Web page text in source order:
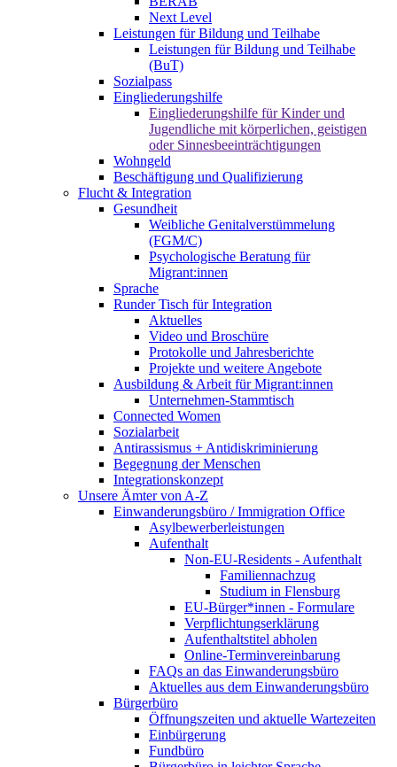
Next Level
Leistungen für Bildung und Teilhabe
Leistungen für Bildung und Teilhabe
(BuT)
Sozialpass
Eingliederungshilfe
Eingliederungshilfe für Kinder und
Jugendliche mit körperlichen, geistigen
oder Sinnesbeeinträchtigungen
Wohngeld
Beschäftigung und Qualifizierung
Flucht & Integration
Gesundheit
Weibliche Genitalverstümmelung
(FGM/C)
Psychologische Beratung für
Migrant:innen
Sprache
Runder Tisch für Integration
Aktuelles
Video und Broschüre
Protokolle und Jahresberichte
Projekte und weitere Angebote
Ausbildung & Arbeit für Migrant:innen
Unternehmen-Stammtisch
Connected Women
Sozialarbeit
Antirassismus + Antidiskriminierung
Begegnung der Menschen
Integrationskonzept
Unsere Ämter von A-Z
Einwanderungsbüro / Immigration Office
Asylbewerberleistungen
Aufenthalt
Non-EU-Residents - Aufenthalt
Familiennachzug
Studium in Flensburg
EU-Bürger*innen - Formulare
Verpflichtungserklärung
Aufenthaltstitel abholen
Online-Terminvereinbarung
FAQs an das Einwanderungsbüro
Aktuelles aus dem Einwanderungsbüro
Bürgerbüro
Öffnungszeiten und aktuelle Wartezeiten
Einbürgerung
Fundbüro